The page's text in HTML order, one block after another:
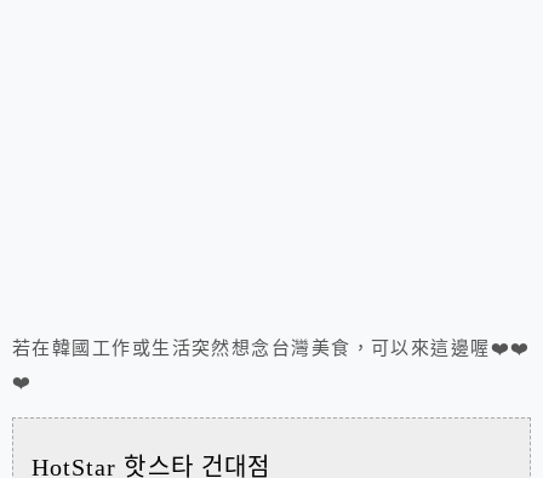
若在韓國工作或生活突然想念台灣美食，可以來這邊喔❤️❤️
❤️
HotStar 핫스타 건대점